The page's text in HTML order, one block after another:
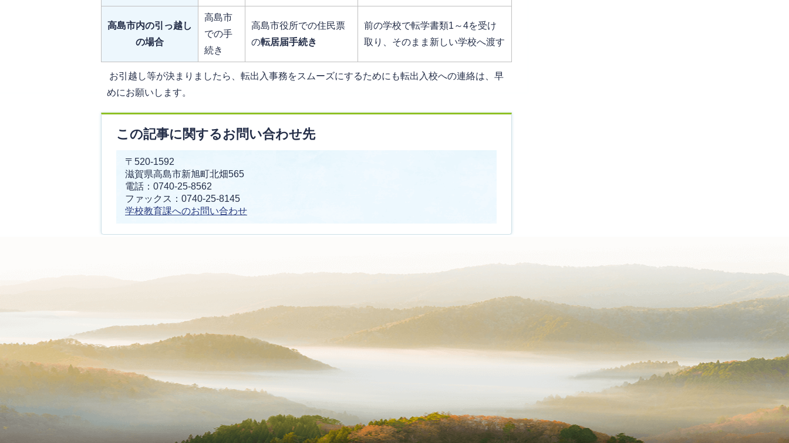
高島市内の引っ越し
の場合
高島市
での手
続き
高島市役所での住民票
の転居届手続き
前の学校で転学書類1～4を受け
取り、そのまま新しい学校へ渡す
お引越し等が決まりましたら、転出入事務をスムーズにするためにも転出入校への連絡は、早
めにお願いします。
この記事に関するお問い合わせ先
〒520-1592
滋賀県高島市新旭町北畑565
電話：0740-25-8562
ファックス：0740-25-8145
学校教育課へのお問い合わせ